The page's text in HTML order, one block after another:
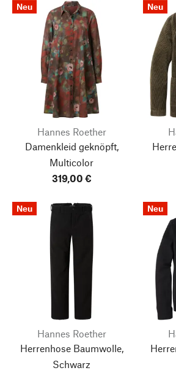
Neu
Hannes Roether
Damenkleid geknöpft,
Multicolor
319,00 €
Neu
Neu
Hannes Roether
Herrenhose Baumwolle,
Schwarz
Neu